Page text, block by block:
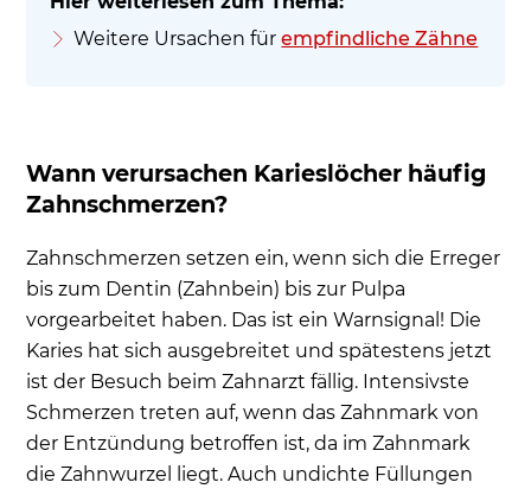
Weitere Ursachen fürempfindliche Zähne
Wann verursachen Karieslöcher häufig
Zahnschmerzen?
Zahnschmerzen setzen ein, wenn sich die Erreger
bis zum Dentin (Zahnbein) bis zur Pulpa
vorgearbeitet haben. Das ist ein Warnsignal! Die
Karies hat sich ausgebreitet und spätestens jetzt
ist der Besuch beim Zahnarzt fällig. Intensivste
Schmerzen treten auf, wenn das Zahnmark von
der Entzündung betroffen ist, da im Zahnmark
die Zahnwurzel liegt. Auch undichte Füllungen